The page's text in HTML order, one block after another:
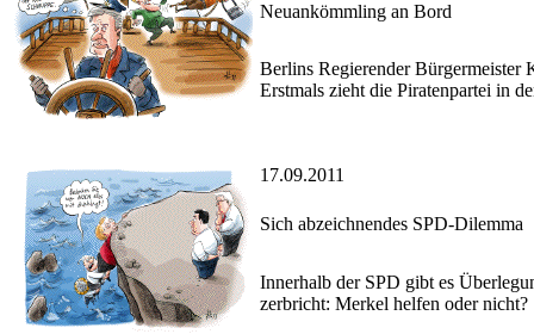
Neuankömmling an Bord
Berlins Regierender Bürgermeister
Erstmals zieht die Piratenpartei in
17.09.2011
Sich abzeichnendes SPD-Dilemma
Innerhalb der SPD gibt es
zerbricht: Merkel helfen oder nicht?